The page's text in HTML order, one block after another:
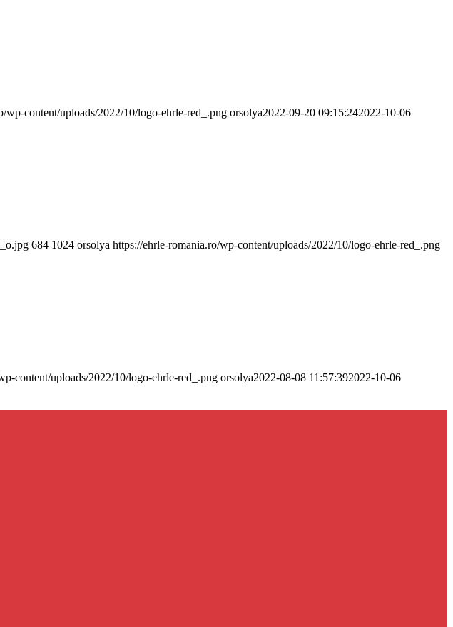
wp-content/uploads/2022/10/logo-ehrle-red_.png orsolya2022-09-20 09:15:242022-10-06
684 1024 orsolya https://ehrle-romania.ro/wp-content/uploads/2022/10/logo-ehrle-red_.png
content/uploads/2022/10/logo-ehrle-red_.png orsolya2022-08-08 11:57:392022-10-06